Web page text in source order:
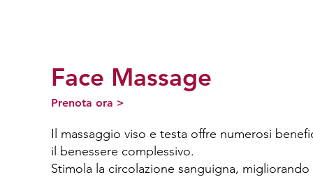
Face Massage
Prenota ora >
Il massaggio viso e testa offre numerosi
il benessere complessivo.
Stimola la circolazione sanguigna, migliorando